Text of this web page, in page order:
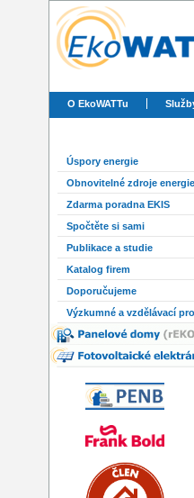
O EkoWATTu
Úspory energie
Obnovitelné zdroje energie
Zdarma poradna EKIS
Spočtěte si sami
Publikace a studie
Katalog firem
Doporučujeme
Výzkumné a vzdělávací